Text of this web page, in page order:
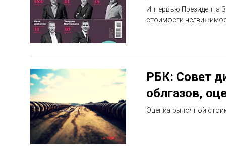
Интервью Президента
стоимости
РБК: Совет
облгазов,
Оценка рыночной